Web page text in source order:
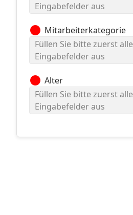
Eingabefelder aus
circle Mitarbeiterkategorie
Füllen Sie bitte zuerst alle
Eingabefelder aus
circle Alter
Füllen Sie bitte zuerst alle
Eingabefelder aus